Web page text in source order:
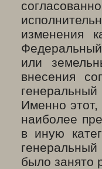
изменения
или
внесения
генеральный
Именно этот,
наиболее
в иную
было занято